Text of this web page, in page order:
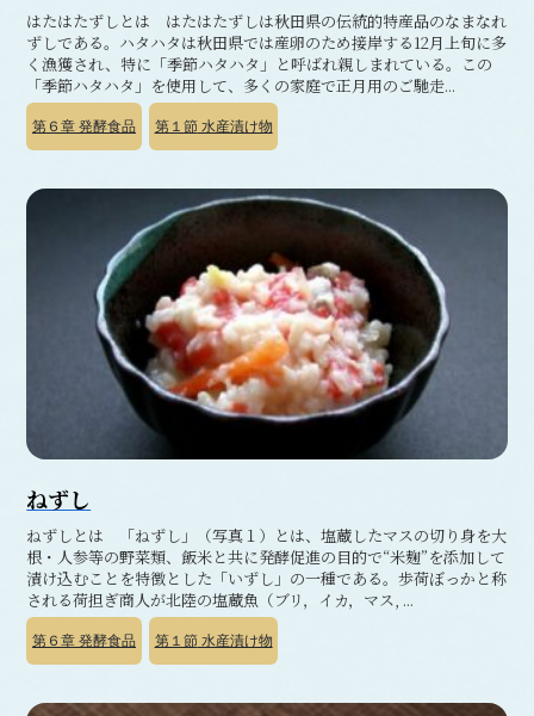
はたはたずしとは はたはたずしは秋田県の伝統的特産品のなまなれ
ずしである。ハタハタは秋田県では産卵のため接岸する12月上旬に多
く漁獲され、特に「季節ハタハタ」と呼ばれ親しまれている。この
「季節ハタハタ」を使用して、多くの家庭で正月用のご馳走...
第６章 発酵食品 第１節水産漬け物
ねずし
ねずしとは 「ねずし」（写真１）とは、塩蔵したマスの切り身を大
根・人参等の野菜類、飯米と共に発酵促進の目的で“米麹”を添加して
漬け込むことを特徴とした「いずし」の一種である。歩荷ぼっかと称
される荷担ぎ商人が北陸の塩蔵魚（ブリ，イカ，マス, ...
第６章 発酵食品 第１節水産漬け物